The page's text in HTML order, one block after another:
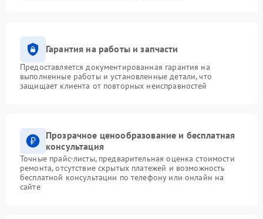
Гарантия на работы и запчасти
Предоставляется документированная гарантия на
выполненные работы и установленные детали, что
защищает клиента от повторных неисправностей
Прозрачное ценообразование и бесплатная
консультация
Точные прайс-листы, предварительная оценка стоимости
ремонта, отсутствие скрытых платежей и возможность
бесплатной консультации по телефону или онлайн на
сайте